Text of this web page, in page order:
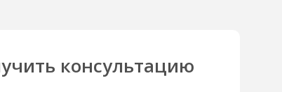
консультацию